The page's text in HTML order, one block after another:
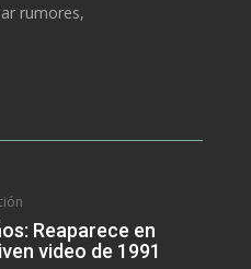
rumores,
Reaparece en
video de 1991